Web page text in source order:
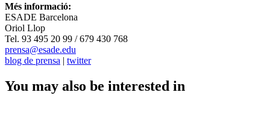
Més informació:
ESADE Barcelona
Oriol Llop
Tel. 93 495 20 99 / 679 430 768
prensa@esade.edu
blog de prensa | twitter
You may also be interested in